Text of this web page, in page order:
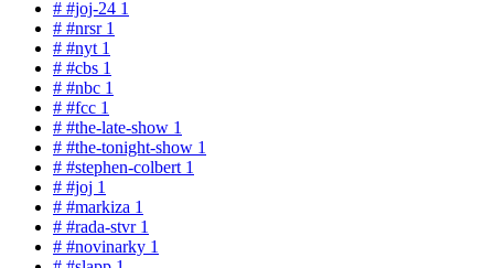
# #joj-24 1
# #nrsr 1
# #nyt 1
# #cbs 1
# #nbc 1
# #fcc 1
# #the-late-show 1
# #the-tonight-show 1
# #stephen-colbert 1
# #joj 1
# #markiza 1
# #rada-stvr 1
# #novinarky 1